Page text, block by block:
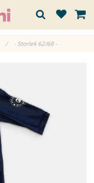
/ - Storlek 62/68 -